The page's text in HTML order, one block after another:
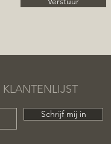
Schrijf mij in